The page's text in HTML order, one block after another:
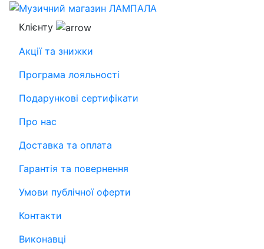
Клієнту
Акції та знижки
Програма лояльності
Подарункові сертифікати
Про нас
Доставка та оплата
Гарантія та повернення
Умови публічної оферти
Контакти
Виконавці